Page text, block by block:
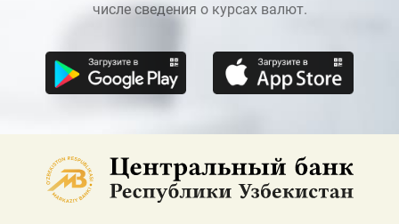
числе сведения о курсах валют.